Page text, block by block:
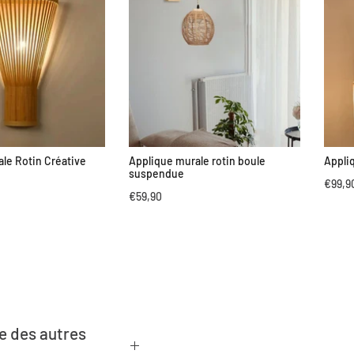
Rotin Créative
Applique murale rotin boule
suspendue
€59,90
des autres